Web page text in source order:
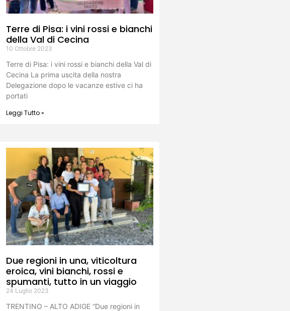
Terre di Pisa: i vini rossi e bianchi
della Val di Cecina
10 Ottobre 2023
Terre di Pisa: i vini rossi e bianchi della Val di
Cecina La prima uscita della nostra
Delegazione dopo le vacanze estive ci ha
portati
Leggi Tutto »
Due regioni in una, viticoltura
eroica, vini bianchi, rossi e
spumanti, tutto in un viaggio
24 Luglio 2023
TRENTINO – ALTO ADIGE “Due regioni in